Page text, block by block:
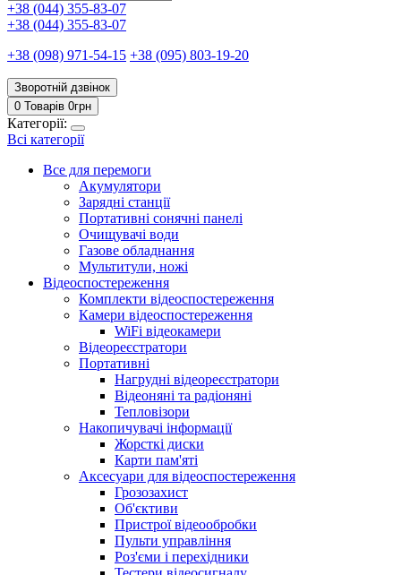
+38 (044) 355-83-07
+38 (044) 355-83-07
+38 (098) 971-54-15 +38 (095) 803-19-20
Зворотній дзвінок
0 Товарів 0грн
Категорії:
Всі категорії
Все для перемоги
Акумулятори
Зарядні станції
Портативні сонячні панелі
Очищувачі води
Газове обладнання
Мультитули, ножі
Відеоспостереження
Комплекти відеоспостереження
Камери відеоспостереження
WiFi відеокамери
Відеореєстратори
Портативні
Нагрудні відеореєстратори
Відеоняні та радіоняні
Тепловізори
Накопичувачі інформації
Жорсткі диски
Карти пам'яті
Аксесуари для відеоспостереження
Грозозахист
Об'єктиви
Пристрої відеообробки
Пульти управління
Роз'єми і перехідники